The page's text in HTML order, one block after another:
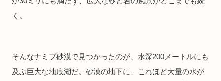
く。
そんなナミブ砂漠で見つかったのが、水深200メートルにも
及ぶ巨大な地底湖だ。砂漠の地下に、これほど大量の水が